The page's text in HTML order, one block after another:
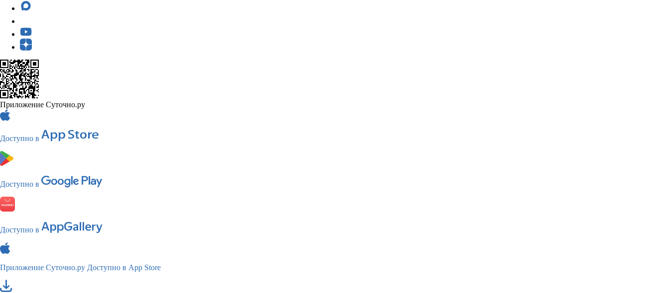
Приложение Суточно.ру
Доступно в
Доступно в
Доступно в
Приложение Суточно.ру Доступно в App Store